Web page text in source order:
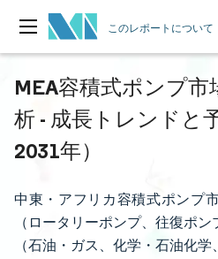
このレポートについて
MEA容積式ポンプ
析 - 成長トレンドと
2031年）
中東・アフリカ容積式ポンプ
（ロータリーポンプ、往復ポ
（石油・ガス、化学・石油化学